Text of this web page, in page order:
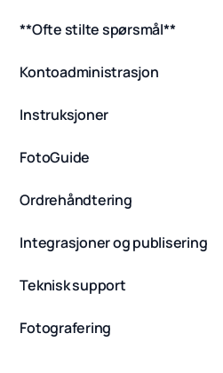
**Ofte stilte spørsmål**
Kontoadministrasjon
Instruksjoner
FotoGuide
Ordrehåndtering
Integrasjoner og publisering
Teknisk support
Fotografering